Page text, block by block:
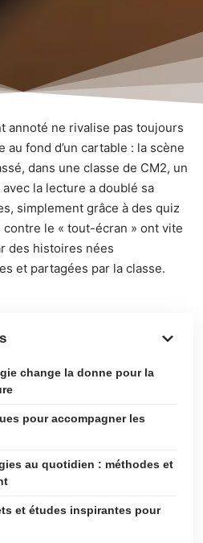
annoté ne rivalise pas toujours
fond d’un cartable : la scène
dans une classe de CM2, un
la lecture a doublé sa
simplement grâce à des quiz
le « tout-écran » ont vite
des histoires nées
et partagées par la classe.
change la donne pour la
pour accompagner les
au quotidien : méthodes et
et études inspirantes pour